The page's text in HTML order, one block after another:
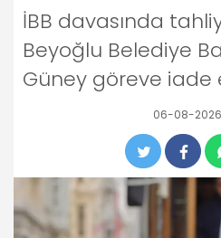
İBB davasında
Beyoğlu Belediye
Güney göreve iade
06-08-2026